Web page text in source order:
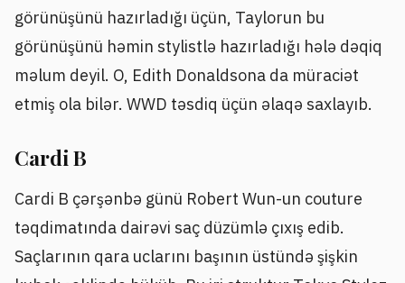
görünüşünü hazırladığı üçün, Taylorun bu
görünüşünü həmin stylistlə hazırladığı hələ dəqiq
məlum deyil. O, Edith Donaldsona da müraciət
etmiş ola bilər. WWD təsdiq üçün əlaqə saxlayıb.
Cardi B
Cardi B çərşənbə günü Robert Wun-un couture
təqdimatında dairəvi saç düzümlə çıxış edib.
Saçlarının qara uclarını başının üstündə şişkin